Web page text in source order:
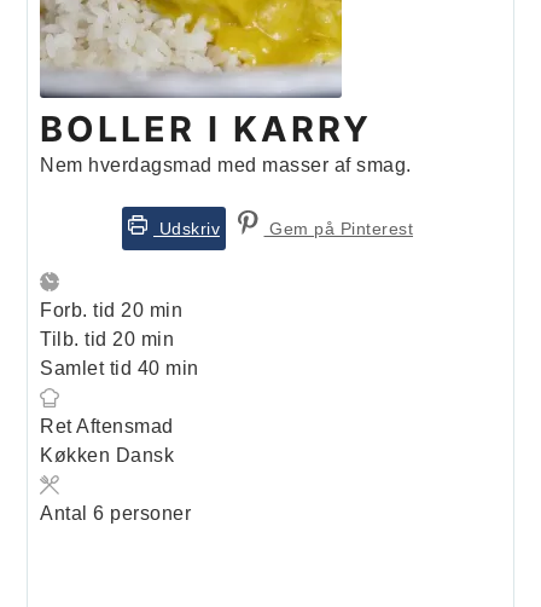
BOLLER I KARRY
Nem hverdagsmad med masser af smag.
Udskriv Gem på Pinterest
Forb. tid 20minutter
min
Tilb. tid 20minutter
min
Samlet tid 40minutter
min
RetAftensmad
Køkken Dansk
Antal6 personer